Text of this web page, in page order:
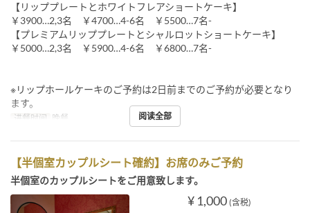
【リッププレートとホワイトフレアショートケーキ】
￥3900…2,3名 ￥4700…4-6名 ￥5500…7名-
【プレミアムリッププレートとシャルロットショートケーキ】
￥5000…2,3名 ￥5900…4-6名 ￥6800…7名-
※リップホールケーキのご予約は2日前までのご予約が必要となり
ます。
进餐时间 晚餐 阅读全部
【半個室カップルシート確約】お席のみご予約
半個室のカップルシートをご用意致します。
¥ 1,000 (含税)